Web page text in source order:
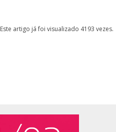
Este artigo já foi visualizado 4193 vezes.